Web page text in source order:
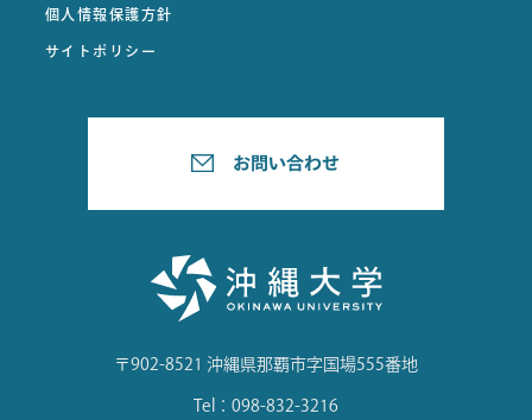
個人情報保護方針
サイトポリシー
〒902-8521 沖縄県那覇市字国場555番地
Tel：098-832-3216